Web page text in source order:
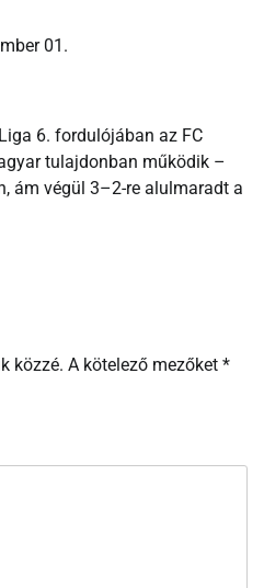
01.
6. fordulójában az FC
tulajdonban működik –
ám végül 3–2-re alulmaradt a
közzé. A kötelező mezőket *